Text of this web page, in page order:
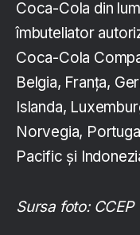
Coca-Cola din
îmbuteliator
Coca-Cola
Belgia, Franța,
Islanda,
Norvegia,
Pacific și
Sursa foto: CCEP